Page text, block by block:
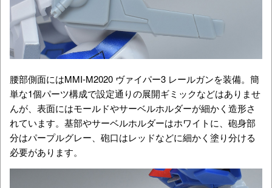
腰部側面にはMMI-M2020 ヴァイパー3 レールガンを装備。簡
単な1個パーツ構成で設定通りの展開ギミックなどはありませ
んが、表面にはモールドやサーベルホルダーが細かく造形さ
れています。基部やサーベルホルダーはホワイトに、砲身部
分はパープルグレー、砲口はレッドなどに細かく塗り分ける
必要があります。